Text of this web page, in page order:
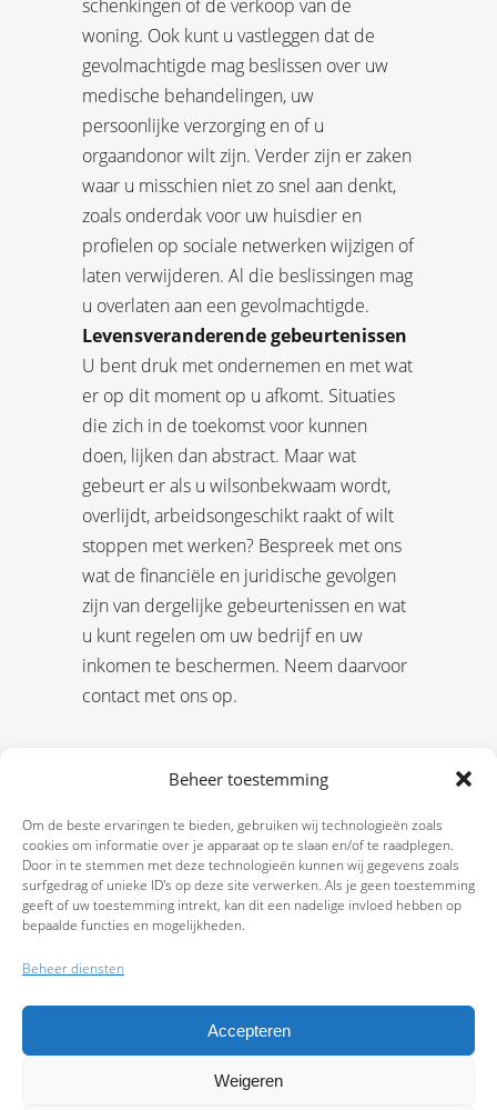
Beheer toestemming
Om de beste ervaringen te bieden, gebruiken wij technologieën zoals
cookies om informatie over je apparaat op te slaan en/of te raadplegen.
Door in te stemmen met deze technologieën kunnen wij gegevens zoals
surfgedrag of unieke ID's op deze site verwerken. Als je geen toestemming
geeft of uw toestemming intrekt, kan dit een nadelige invloed hebben op
bepaalde functies en mogelijkheden.
Beheer diensten
Accepteren
Weigeren
schenkingen of de verkoop van de
woning. Ook kunt u vastleggen dat de
gevolmachtigde mag beslissen over uw
medische behandelingen, uw
persoonlijke verzorging en of u
orgaandonor wilt zijn. Verder zijn er zaken
waar u misschien niet zo snel aan denkt,
zoals onderdak voor uw huisdier en
profielen op sociale netwerken wijzigen of
laten verwijderen. Al die beslissingen mag
u overlaten aan een gevolmachtigde.
Levensveranderende gebeurtenissen
U bent druk met ondernemen en met wat
er op dit moment op u afkomt. Situaties
die zich in de toekomst voor kunnen
doen, lijken dan abstract. Maar wat
gebeurt er als u wilsonbekwaam wordt,
overlijdt, arbeidsongeschikt raakt of wilt
stoppen met werken? Bespreek met ons
wat de financiële en juridische gevolgen
zijn van dergelijke gebeurtenissen en wat
u kunt regelen om uw bedrijf en uw
inkomen te beschermen. Neem daarvoor
contact met ons op.